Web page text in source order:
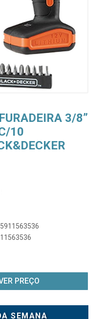
3/8”
10
PREÇO
SEMANA